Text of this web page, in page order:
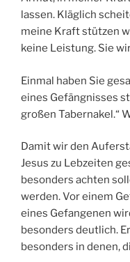
lassen. Kläglich
meine Kraft stützen
keine Leistung. Sie
Einmal haben Sie
eines Gefängnisses
großen Tabernakel.“
Damit wir den
Jesus zu Lebzeiten
besonders achten
werden. Vor einem
eines Gefangenen
besonders deutlich.
besonders in denen,